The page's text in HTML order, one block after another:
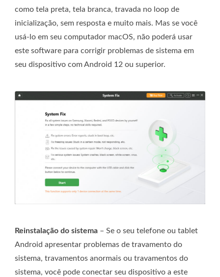
como tela preta, tela branca, travada no loop de
inicialização, sem resposta e muito mais. Mas se você
usá-lo em seu computador macOS, não poderá usar
este software para corrigir problemas de sistema em
seu dispositivo com Android 12 ou superior.
Reinstalação do sistema – Se o seu telefone ou tablet
Android apresentar problemas de travamento do
sistema, travamentos anormais ou travamentos do
sistema, você pode conectar seu dispositivo a este